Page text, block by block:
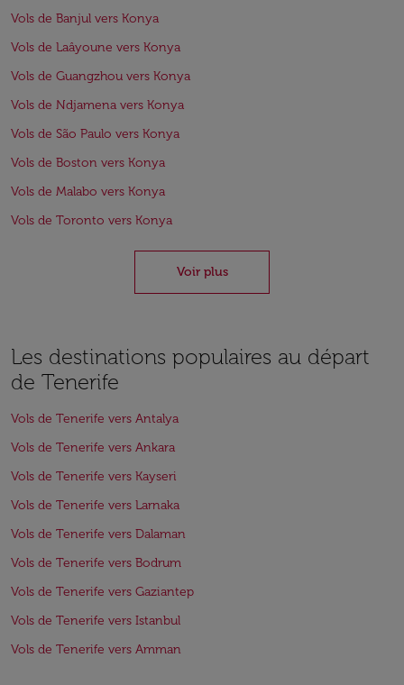
Vols de Banjul vers Konya
Vols de Laâyoune vers Konya
Vols de Guangzhou vers Konya
Vols de Ndjamena vers Konya
Vols de São Paulo vers Konya
Vols de Boston vers Konya
Vols de Malabo vers Konya
Vols de Toronto vers Konya
Voir plus
Les destinations populaires au départ
de Tenerife
Vols de Tenerife vers Antalya
Vols de Tenerife vers Ankara
Vols de Tenerife vers Kayseri
Vols de Tenerife vers Larnaka
Vols de Tenerife vers Dalaman
Vols de Tenerife vers Bodrum
Vols de Tenerife vers Gaziantep
Vols de Tenerife vers Istanbul
Vols de Tenerife vers Amman